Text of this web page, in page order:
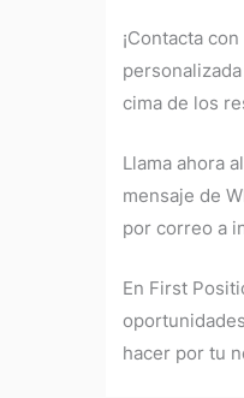
¡Contacta
cima de los
Llama ahora
mensaje de
por correo a
En First
hacer por tu